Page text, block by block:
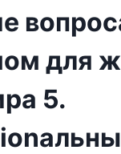
для
5.